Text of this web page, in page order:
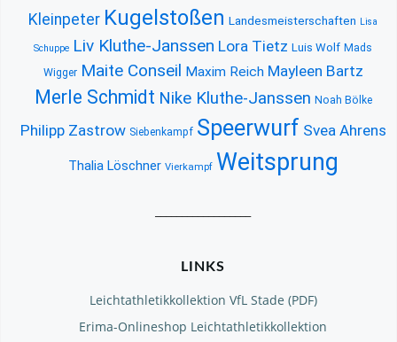
Kleinpeter Kugelstoßen Landesmeisterschaften Lisa
Schuppe Liv Kluthe-Janssen Lora Tietz Luis Wolf Mads
Wigger Maite Conseil Maxim Reich Mayleen Bartz
Merle Schmidt Nike Kluthe-Janssen Noah Bölke
Philipp Zastrow Siebenkampf Speerwurf Svea Ahrens
Thalia Löschner Vierkampf Weitsprung
LINKS
Leichtathletikkollektion VfL Stade (PDF)
Erima-Onlineshop Leichtathletikkollektion